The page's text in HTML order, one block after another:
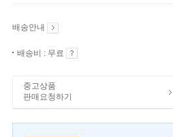
배송안내
배송비 : 무료
중고상품
판매요청하기